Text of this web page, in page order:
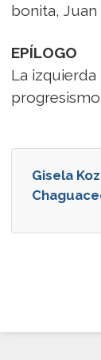
bonita,
EPÍLOGO
La izquierda
Gisela